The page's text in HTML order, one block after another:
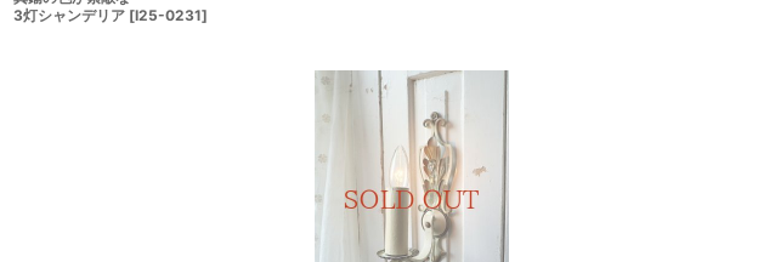
3灯シャンデリア [I25-0231]